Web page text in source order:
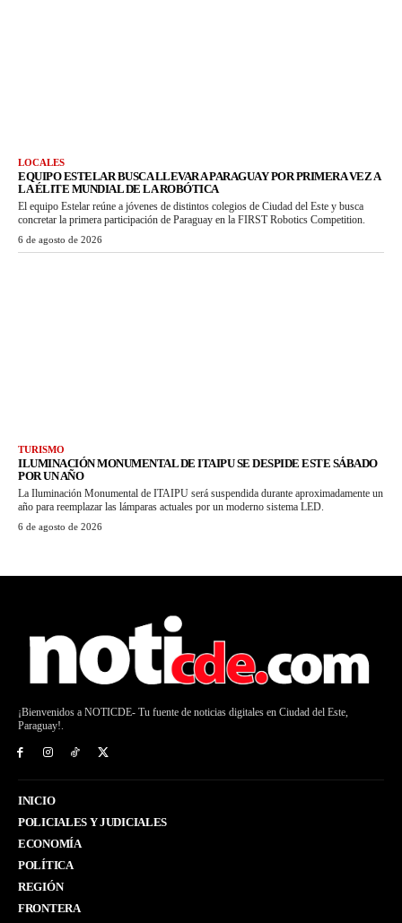
LOCALES
EQUIPO ESTELAR BUSCA LLEVAR A PARAGUAY POR PRIMERA VEZ A
LA ÉLITE MUNDIAL DE LA ROBÓTICA
El equipo Estelar reúne a jóvenes de distintos colegios de Ciudad del Este y busca
concretar la primera participación de Paraguay en la FIRST Robotics Competition.
6 de agosto de 2026
TURISMO
ILUMINACIÓN MONUMENTAL DE ITAIPU SE DESPIDE ESTE SÁBADO
POR UN AÑO
La Iluminación Monumental de ITAIPU será suspendida durante aproximadamente un
año para reemplazar las lámparas actuales por un moderno sistema LED.
6 de agosto de 2026
¡Bienvenidos a NOTICDE- Tu fuente de noticias digitales en Ciudad del Este,
Paraguay!.
INICIO
POLICIALES Y JUDICIALES
ECONOMÍA
POLÍTICA
REGIÓN
FRONTERA